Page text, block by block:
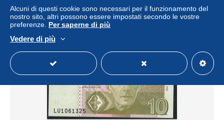
Nuovo
Alcuni di questi cookie sono necessari per il funzionamento del
nostro sito, altri possono essere impostati secondo le vostre
preferenze. Per saperne di più
Vedere di più